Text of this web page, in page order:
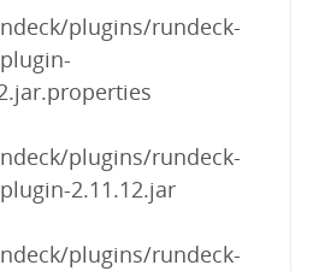
plugins/rundeck-
plugins/rundeck-
2.11.12.jar
plugins/rundeck-